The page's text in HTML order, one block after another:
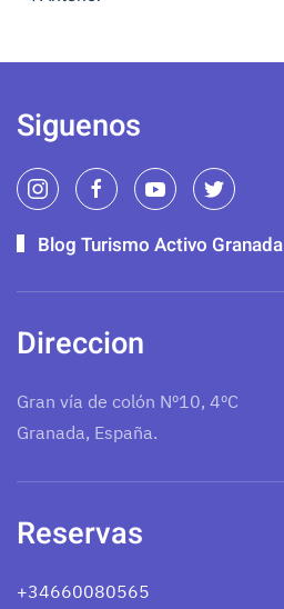
Siguenos
Blog Turismo Activo Granada
Direccion
Gran vía de colón Nº10, 4ºC
Granada, España.
Reservas
+34660080565